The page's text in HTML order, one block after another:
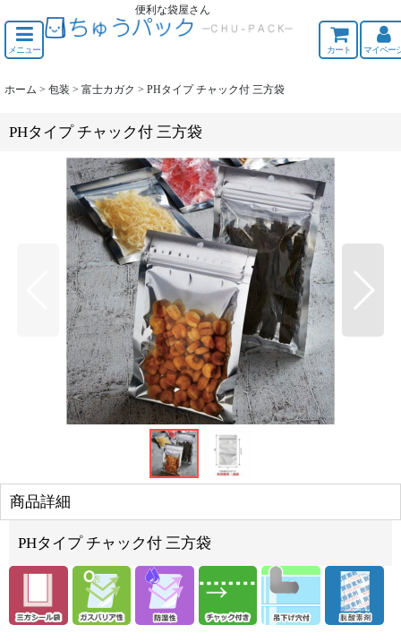
便利な袋屋さん
メニュー カート マイペー
ホーム > 包装 > 富士カガク > PHタイプ チャック付 三方袋
PHタイプ チャック付 三方袋
商品詳細
PHタイプ チャック付 三方袋